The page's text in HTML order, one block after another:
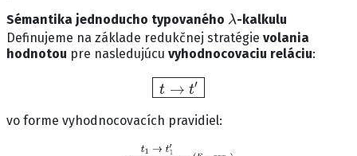
Sémantika jednoducho typovaného
λ
-kalkulu
Definujeme na základe redukčnej stratégie volania
hodnotou pre nasledujúcu vyhodnocovaciu reláciu:
t→t′
vo forme vyhodnocovacích pravidiel: